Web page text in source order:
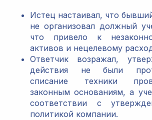
Истец настаивал, что
не организовал должный
что привело к
активов и нецелевому
Ответчик возражал,
действия не были
списание техники
законным основаниям, а
соответствии с
политикой компании.